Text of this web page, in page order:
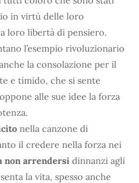
in virtù delle loro
loro libertà di pensiero.
l’esempio rivoluzionario
la consolazione per il
e timido, che si sente
alle sue idee la forza
nella canzone di
il credere nella forza nei
non arrendersi dinnanzi agli
la vita, spesso anche